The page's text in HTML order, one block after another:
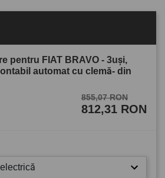
pentru FIAT BRAVO - 3uşi,
automat cu clemă- din
855,07 RON
812,31 RON